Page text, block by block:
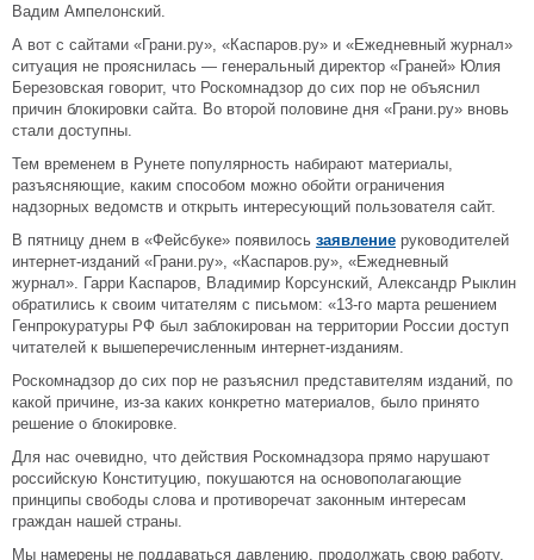
Вадим Ампелонский.
А вот с сайтами «Грани.ру», «Каспаров.ру» и «Ежедневный журнал»
ситуация не прояснилась — генеральный директор «Граней» Юлия
Березовская говорит, что Роскомнадзор до сих пор не объяснил
причин блокировки сайта. Во второй половине дня «Грани.ру» вновь
стали доступны.
Тем временем в Рунете популярность набирают материалы,
разъясняющие, каким способом можно обойти ограничения
надзорных ведомств и открыть интересующий пользователя сайт.
В пятницу днем в «Фейсбуке» появилось заявление руководителей
интернет-изданий «Грани.ру», «Каспаров.ру», «Ежедневный
журнал». Гарри Каспаров, Владимир Корсунский, Александр Рыклин
обратились к своим читателям с письмом: «13-го марта решением
Генпрокуратуры РФ был заблокирован на территории России доступ
читателей к вышеперечисленным интернет-изданиям.
Роскомнадзор до сих пор не разъяснил представителям изданий, по
какой причине, из-за каких конкретно материалов, было принято
решение о блокировке.
Для нас очевидно, что действия Роскомнадзора прямо нарушают
российскую Конституцию, покушаются на основополагающие
принципы свободы слова и противоречат законным интересам
граждан нашей страны.
Мы намерены не поддаваться давлению, продолжать свою работу,